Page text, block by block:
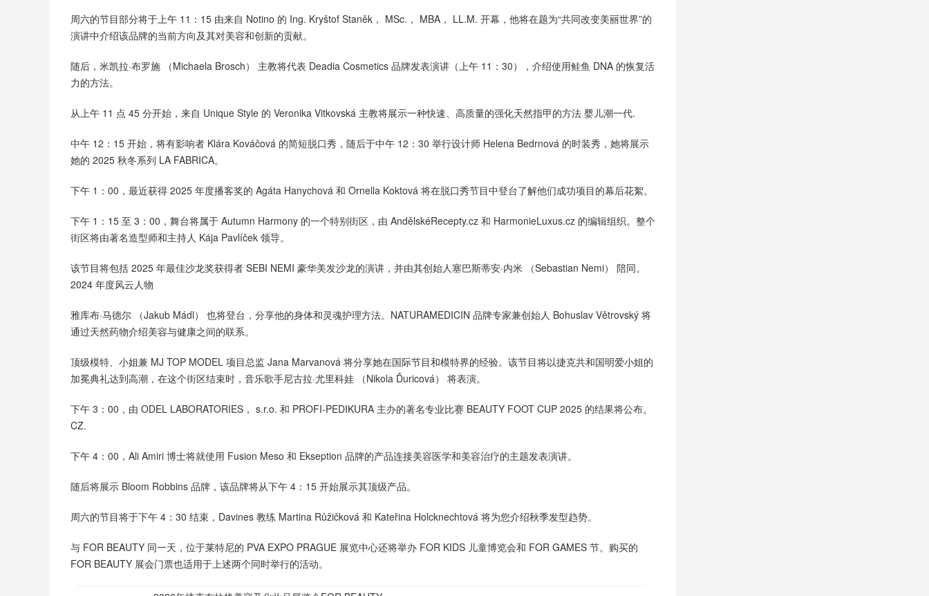
周六的节目部分将于上午 11：15 由来自 Notino 的 Ing. Kryštof Staněk， MSc.， MBA， LL.M. 开幕，他将在题为“共同改变美丽世界”的
演讲中介绍该品牌的当前方向及其对美容和创新的贡献。
随后，米凯拉·布罗施 （Michaela Brosch） 主教将代表 Deadia Cosmetics 品牌发表演讲（上午 11：30），介绍使用鲑鱼 DNA 的恢复活
力的方法。
从上午 11 点 45 分开始，来自 Unique Style 的 Veronika Vitkovská 主教将展示一种快速、高质量的强化天然指甲的方法 婴儿潮一代.
中午 12：15 开始，将有影响者 Klára Kováčová 的简短脱口秀，随后于中午 12：30 举行设计师 Helena Bedrnová 的时装秀，她将展示
她的 2025 秋冬系列 LA FABRICA。
下午 1：00，最近获得 2025 年度播客奖的 Agáta Hanychová 和 Ornella Koktová 将在脱口秀节目中登台了解他们成功项目的幕后花絮。
下午 1：15 至 3：00，舞台将属于 Autumn Harmony 的一个特别街区，由 AndělskéRecepty.cz 和 HarmonieLuxus.cz 的编辑组织。整个
街区将由著名造型师和主持人 Kája Pavlíček 领导。
该节目将包括 2025 年最佳沙龙奖获得者 SEBI NEMI 豪华美发沙龙的演讲，并由其创始人塞巴斯蒂安·内米 （Sebastian Nemi） 陪同。
2024 年度风云人物
雅库布·马德尔 （Jakub Mádl） 也将登台，分享他的身体和灵魂护理方法。NATURAMEDICIN 品牌专家兼创始人 Bohuslav Větrovský 将
通过天然药物介绍美容与健康之间的联系。
顶级模特、小姐兼 MJ TOP MODEL 项目总监 Jana Marvanová 将分享她在国际节目和模特界的经验。该节目将以捷克共和国明爱小姐的
加冕典礼达到高潮，在这个街区结束时，音乐歌手尼古拉·尤里科娃 （Nikola Ďuricová） 将表演。
下午 3：00，由 ODEL LABORATORIES， s.r.o. 和 PROFI-PEDIKURA 主办的著名专业比赛 BEAUTY FOOT CUP 2025 的结果将公布。
CZ.
下午 4：00，Ali Amiri 博士将就使用 Fusion Meso 和 Ekseption 品牌的产品连接美容医学和美容治疗的主题发表演讲。
随后将展示 Bloom Robbins 品牌，该品牌将从下午 4：15 开始展示其顶级产品。
周六的节目将于下午 4：30 结束，Davines 教练 Martina Růžičková 和 Kateřina Holcknechtová 将为您介绍秋季发型趋势。
与 FOR BEAUTY 同一天，位于莱特尼的 PVA EXPO PRAGUE 展览中心还将举办 FOR KIDS 儿童博览会和 FOR GAMES 节。购买的
FOR BEAUTY 展会门票也适用于上述两个同时举行的活动。